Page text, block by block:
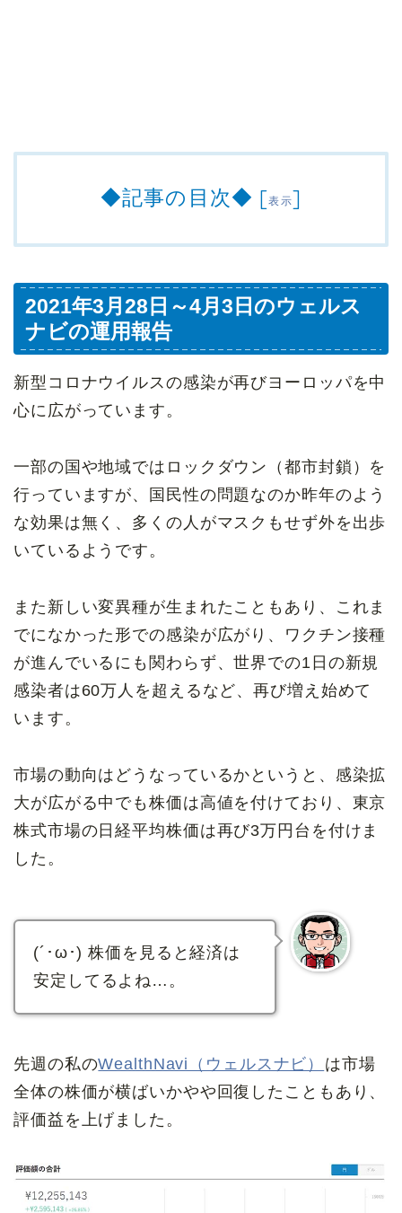
◆記事の目次◆ [表示]
2021年3月28日～4月3日のウェルス
ナビの運用報告
新型コロナウイルスの感染が再びヨーロッパを中
心に広がっています。
一部の国や地域ではロックダウン（都市封鎖）を
行っていますが、国民性の問題なのか昨年のよう
な効果は無く、多くの人がマスクもせず外を出歩
いているようです。
また新しい変異種が生まれたこともあり、これま
でになかった形での感染が広がり、ワクチン接種
が進んでいるにも関わらず、世界での1日の新規
感染者は60万人を超えるなど、再び増え始めて
います。
市場の動向はどうなっているかというと、感染拡
大が広がる中でも株価は高値を付けており、東京
株式市場の日経平均株価は再び3万円台を付けま
した。
(´･ω･) 株価を見ると経済は
安定してるよね…。
先週の私のWealthNavi（ウェルスナビ） は市場
全体の株価が横ばいかやや回復したこともあり、
評価益を上げました。